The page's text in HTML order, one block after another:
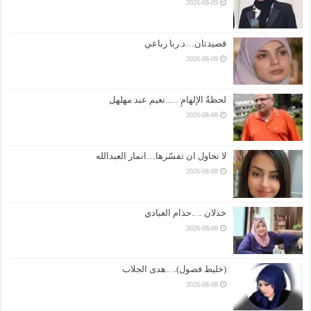
2026-08-09
قصيدتان…د.ربا رباعي
2026-08-09
لحظةُ الإلهامِ …..نعيم عبد مهلهل
2026-08-08
لا تحاول ان تفسّرها…انمار العبدالله
2026-08-08
خذلان .. ..حذام العبادي
2026-08-08
(خليط فصول).. ..هدى الجلاب
2026-08-08